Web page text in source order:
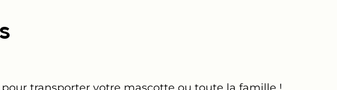
transporter votre mascotte ou toute la famille !